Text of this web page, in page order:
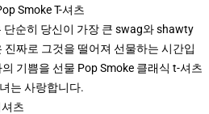
Smoke T-셔츠
단순히 당신이 가장 큰 swag와 shawty
짜로 그것을 떨어져 선물하는 시간입
기쁨을 선물 Pop Smoke 클래식 t-셔츠
는 사랑합니다.
츠